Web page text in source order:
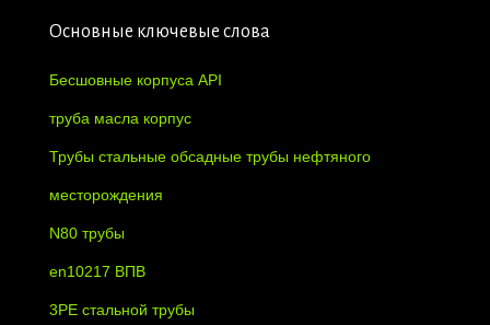
Основные ключевые слова
Бесшовные корпуса API
труба масла корпус
Трубы стальные обсадные трубы нефтяного
месторождения
N80 трубы
en10217 ВПВ
3PE стальной трубы